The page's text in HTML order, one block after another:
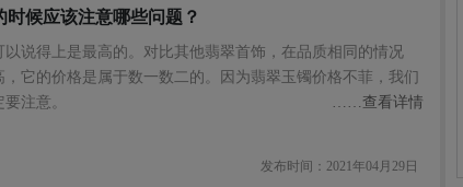
候应该注意哪些问题？
说得上是最高的。对比其他翡翠首饰，在品质相同的情况
它的价格是属于数一数二的。因为翡翠玉镯价格不菲，我们
注意。
……查看详情
发布时间：2021年04月29日